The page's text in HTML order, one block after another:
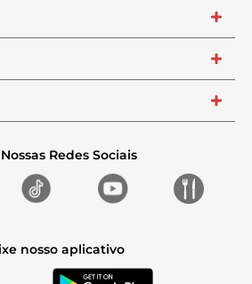
+
+
+
Redes Sociais
nosso aplicativo